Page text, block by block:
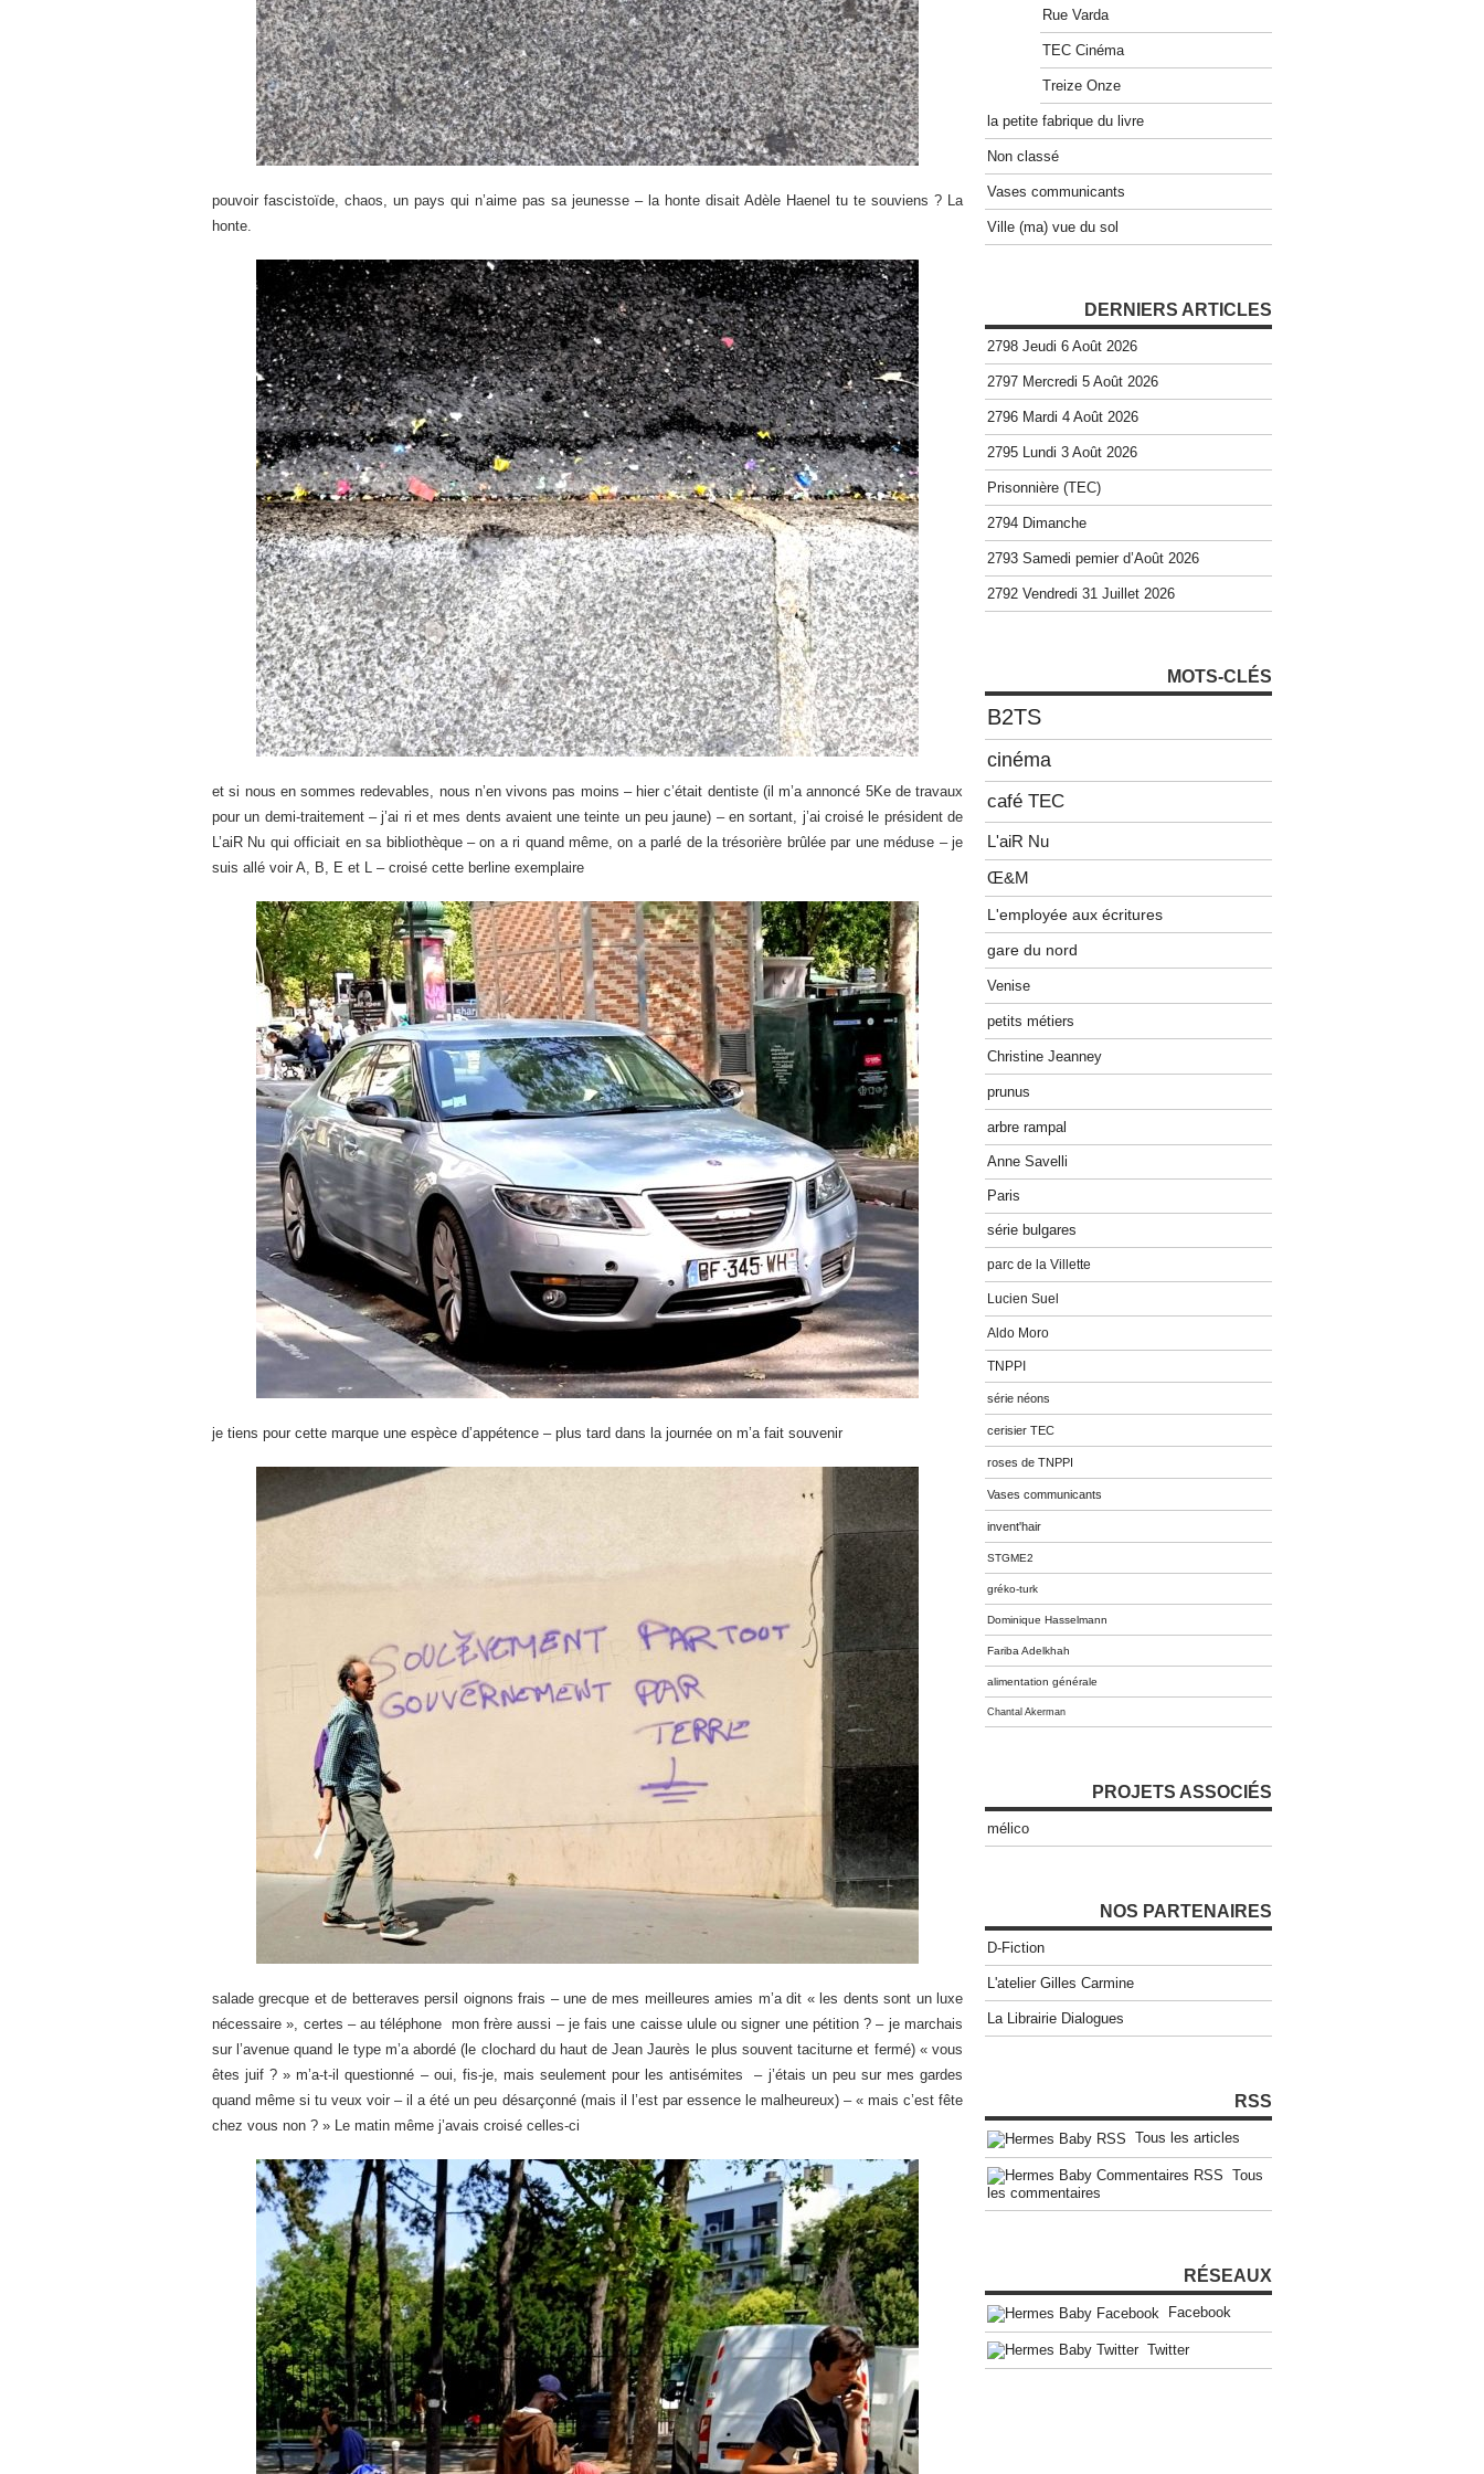
pouvoir fascistoïde, chaos, un pays qui n’aime pas sa jeunesse – la honte disait Adèle Haenel tu te souviens ? La
honte.
et si nous en sommes redevables, nous n’en vivons pas moins – hier c’était dentiste (il m’a annoncé 5Ke de travaux
pour un demi-traitement – j’ai ri et mes dents avaient une teinte un peu jaune) – en sortant, j’ai croisé le président de
L’aiR Nu qui officiait en sa bibliothèque – on a ri quand même, on a parlé de la trésorière brûlée par une méduse – je
suis allé voir A, B, E et L – croisé cette berline exemplaire
je tiens pour cette marque une espèce d’appétence – plus tard dans la journée on m’a fait souvenir
salade grecque et de betteraves persil oignons frais – une de mes meilleures amies m’a dit « les dents sont un luxe
nécessaire », certes – au téléphone mon frère aussi – je fais une caisse ulule ou signer une pétition ? – je marchais
sur l’avenue quand le type m’a abordé (le clochard du haut de Jean Jaurès le plus souvent taciturne et fermé) « vous
êtes juif ? » m’a-t-il questionné – oui, fis-je, mais seulement pour les antisémites – j’étais un peu sur mes gardes
quand même si tu veux voir – il a été un peu désarçonné (mais il l’est par essence le malheureux) – « mais c’est fête
chez vous non ? » Le matin même j’avais croisé celles-ci
Rue Varda
TEC Cinéma
Treize Onze
la petite fabrique du livre
Non classé
Vases communicants
Ville (ma) vue du sol
DERNIERS ARTICLES
2798 Jeudi 6 Août 2026
2797 Mercredi 5 Août 2026
2796 Mardi 4 Août 2026
2795 Lundi 3 Août 2026
Prisonnière (TEC)
2794 Dimanche
2793 Samedi pemier d’Août 2026
2792 Vendredi 31 Juillet 2026
MOTS-CLÉS
B2TS
cinéma
café TEC
L'aiR Nu
Œ&M
L'employée aux écritures
gare du nord
Venise
petits métiers
Christine Jeanney
prunus
arbre rampal
Anne Savelli
Paris
série bulgares
parc de la Villette
Lucien Suel
Aldo Moro
TNPPI
série néons
cerisier TEC
roses de TNPPI
Vases communicants
invent'hair
STGME2
gréko-turk
Dominique Hasselmann
Fariba Adelkhah
alimentation générale
Chantal Akerman
PROJETS ASSOCIÉS
mélico
NOS PARTENAIRES
D-Fiction
L'atelier Gilles Carmine
La Librairie Dialogues
RSS
Tous les articles
Tous
les commentaires
RÉSEAUX
Facebook
Twitter